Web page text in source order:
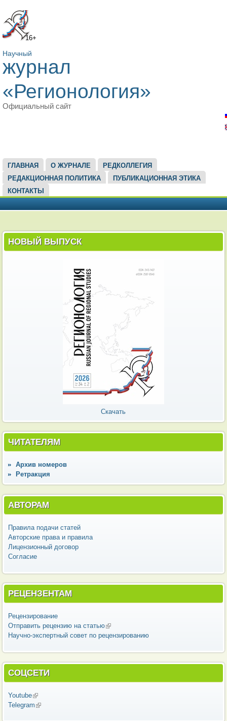
16+
Научный
журнал
«Регионология»
Официальный сайт
ГЛАВНОЕ МЕНЮ
ГЛАВНАЯ О ЖУРНАЛЕ
РЕДКОЛЛЕГИЯ
РЕДАКЦИОННАЯ ПОЛИТИКА
ПУБЛИКАЦИОННАЯ ЭТИКА
КОНТАКТЫ
НОВЫЙ ВЫПУСК
Скачать
ЧИТАТЕЛЯМ
Архив номеров
Ретракция
АВТОРАМ
Правила подачи статей
Авторские права и правила
Лицензионный договор
Согласие
РЕЦЕНЗЕНТАМ
Рецензирование
Отправить рецензию на статью(внешняя ссылка)
Научно-экспертный совет по рецензированию
СОЦСЕТИ
Youtube(внешняя ссылка)
Telegram (внешняя ссылка)